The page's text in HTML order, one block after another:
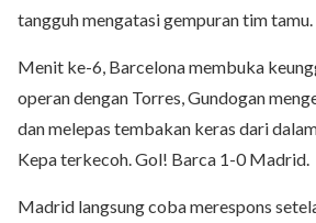
tangguh mengatasi gempuran tim tamu.
Menit ke-6, Barcelona membuka
operan dengan Torres, Gundogan
dan melepas tembakan keras dari
Kepa terkecoh. Gol! Barca 1-0 Madrid.
Madrid langsung coba merespons